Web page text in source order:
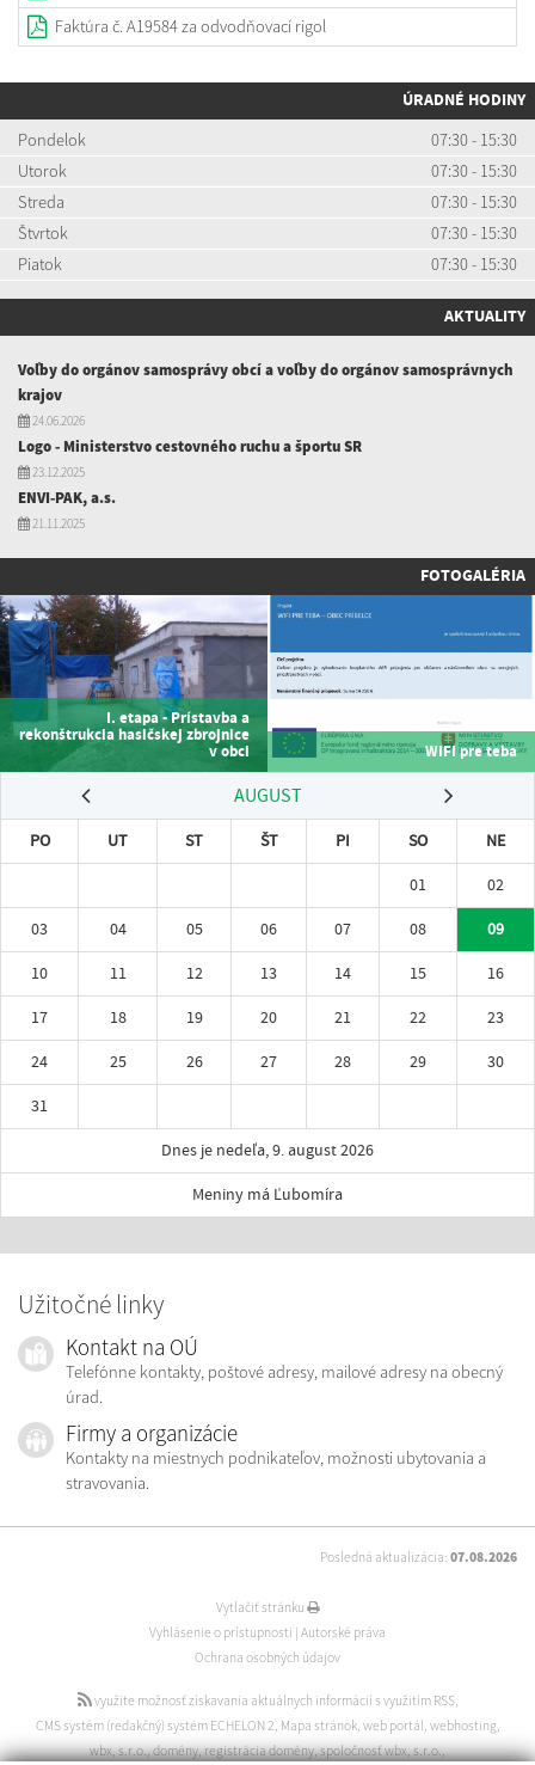
Faktúra č. A19584 za odvodňovací rigol
ÚRADNÉ HODINY
Pondelok
07:30 - 15:30
Utorok
07:30 - 15:30
Streda
07:30 - 15:30
Štvrtok
07:30 - 15:30
Piatok
07:30 - 15:30
AKTUALITY
Voľby do orgánov samosprávy obcí a voľby do orgánov samosprávnych
krajov
24.06.2026
Logo - Ministerstvo cestovného ruchu a športu SR
23.12.2025
ENVI-PAK, a.s.
21.11.2025
FOTOGALÉRIA
I. etapa - Prístavba a
rekonštrukcia hasičskej zbrojnice
v obci WIFI pre teba
AUGUST
PO UT ST ŠT PI SO
NE
01
02
03
04 05 06 07 08
09
10
11 12 13 14 15
16
17
18 19 20 21 22
23
24
25 26 27 28 29
30
31
Dnes je nedeľa, 9. august 2026
Meniny má Ľubomíra
Užitočné linky
Kontakt na OÚ
Telefónne kontakty, poštové adresy, mailové adresy na obecný
úrad.
Firmy a organizácie
Kontakty na miestnych podnikateľov, možnosti ubytovania a
stravovania.
Posledná aktualizácia: 07.08.2026
Vytlačiť stránku
Vyhlásenie o prístupnosti | Autorské práva
Ochrana osobných údajov
využite možnosť získavania aktuálnych informácií s využitím RSS,
CMS systém (redakčný) systém ECHELON 2 Mapa stránok, web portál webhosting
wbx, s.r.o.,domény,registrácia domény,spoločnosť wbx, s.r.o.,